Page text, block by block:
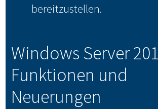
bereitzustellen.
Windows Server
Funktionen und
Neuerungen